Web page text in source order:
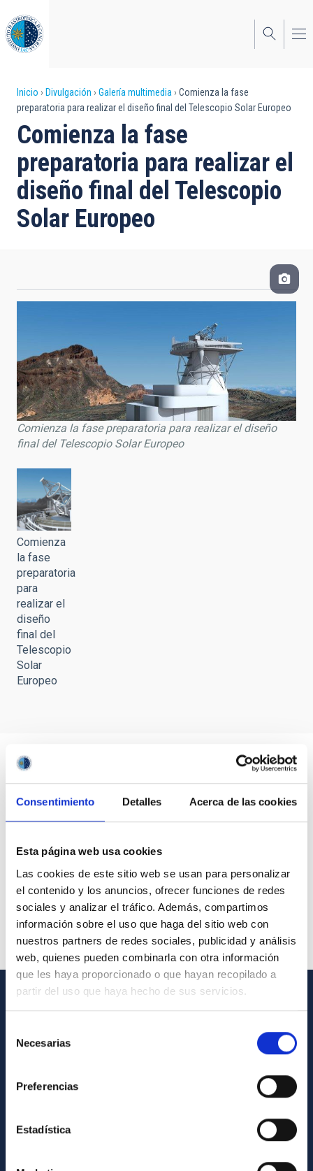
Consentimiento Detalles Acerca de las cookies
Esta página web usa cookies
Las cookies de este sitio web se usan para personalizar
el contenido y los anuncios, ofrecer funciones de redes
sociales y analizar el tráfico. Además, compartimos
información sobre el uso que haga del sitio web con
nuestros partners de redes sociales, publicidad y análisis
web, quienes pueden combinarla con otra información
que les haya proporcionado o que hayan recopilado a
partir del uso que haya hecho de sus servicios.
Necesarias
Preferencias
Estadística
al
contenido
principal
Sobrescribir
enlaces
de
ayuda
a
la
Inicio Divulgación Galería multimedia
Comienza la fase
preparatoria para realizar el diseño final del Telescopio Solar Europeo
Comienza la fase
preparatoria para realizar el
diseño final del Telescopio
Solar Europeo
Comienza la fase preparatoria para realizar el diseño
final del Telescopio Solar Europeo
Comienza
la fase
preparatoria
para
realizar el
diseño
final del
Telescopio
Solar
Europeo
INFORMACIÓN GENERAL
Contacto
Directorio de personal
Registro general